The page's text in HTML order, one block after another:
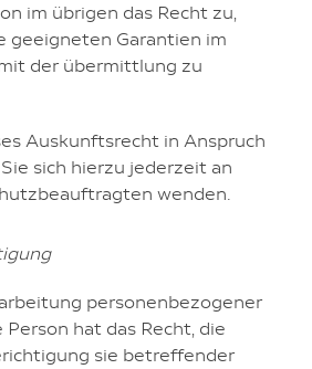
im übrigen das Recht zu,
geeigneten Garantien im
der übermittlung zu
Auskunftsrecht in Anspruch
sich hierzu jederzeit an
wenden.
personenbezogener
hat das Recht, die
sie betreffender